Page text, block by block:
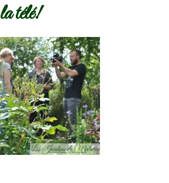
télé!